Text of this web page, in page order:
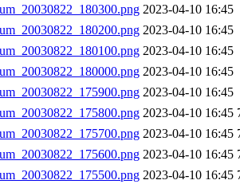
2023-04-10 16:45
2023-04-10 16:45
2023-04-10 16:45
2023-04-10 16:45
2023-04-10 16:45
2023-04-10 16:45
2023-04-10 16:45
2023-04-10 16:45
2023-04-10 16:45